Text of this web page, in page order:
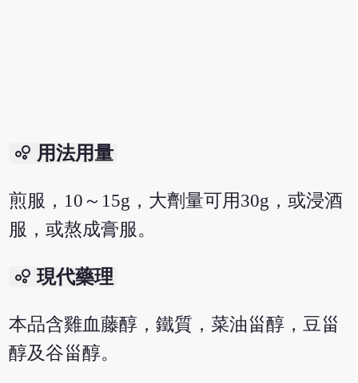
bubble_chart 用法用量
煎服，10～15g，大劑量可用30g，或浸酒
服，或熬成膏服。
bubble_chart 現代藥理
本品含雞血藤醇，鐵質，菜油甾醇，豆甾
醇及谷甾醇。